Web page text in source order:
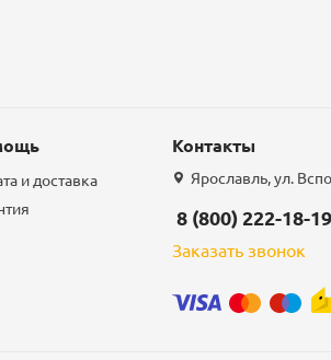
и доставка
Контакты
Ярославль, ул.
8 (800) 222-18-19
Заказать звонок